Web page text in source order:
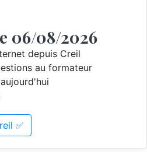
06/08/2026
depuis Creil
au formateur
✅